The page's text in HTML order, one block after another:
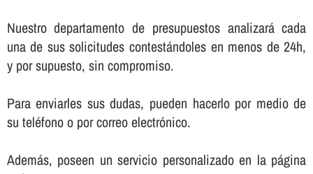
Nuestro departamento de presupuestos analizará cada
una de sus solicitudes contestándoles en menos de 24h,
y por supuesto, sin compromiso.
Para enviarles sus dudas, pueden hacerlo por medio de
su teléfono o por correo electrónico.
Además, poseen un servicio personalizado en la página